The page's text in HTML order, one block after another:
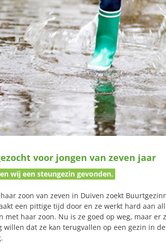
voor jongen van zeven jaar
wij een steungezin gevonden.
zoon van zeven in Duiven zoekt
een pittige tijd door en ze werkt hard aan
met haar zoon. Nu is ze goed op weg, maar
willen dat ze kan terugvallen op een gezin in